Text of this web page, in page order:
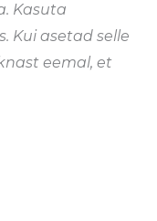
Kasuta
Kui asetad selle
eemal, et